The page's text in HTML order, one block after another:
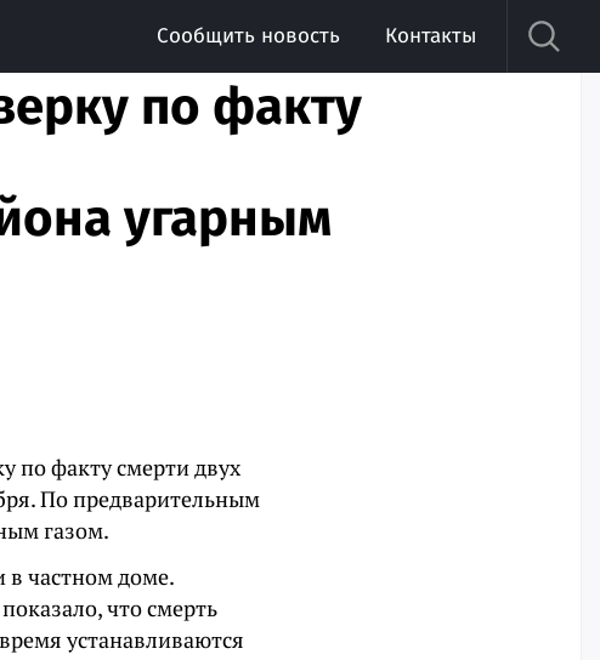
Сообщить новость Контакты
по факту
угарным
по факту смерти двух
По предварительным
газом.
в частном доме.
что смерть
устанавливаются